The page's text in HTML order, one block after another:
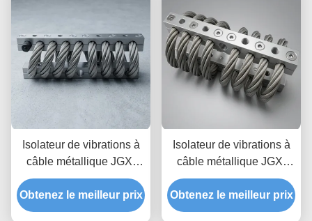
Isolateur de vibrations à
câble métallique JGX-
2228D-860B, prototypage
rapide, assemblage
rapide, support antichoc
Obtenez le meilleur prix
Isolateur de vibrations à
câble métallique JGX-
1598D-515B offrant une
capacité de charge
évolutive et une isolation
Obtenez le meilleur prix